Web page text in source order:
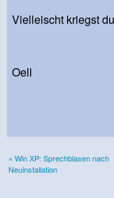
Vielleischt kriegst
Oell
« Win XP: Sprechblasen nach
Neuinstallation